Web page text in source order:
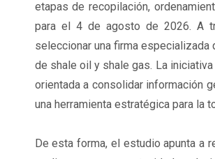
etapas de recopilación,
para el 4 de agosto de 2026. A
seleccionar una firma especializada
de shale oil y shale gas. La
orientada a consolidar información
una herramienta estratégica para la
De esta forma, el estudio apunta a